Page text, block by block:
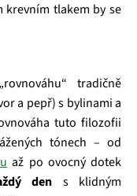
krevním tlakem by se
tradičně
a pepř) s bylinami a
tuto filozofii
tónech – od
až po ovocný dotek
den s klidným